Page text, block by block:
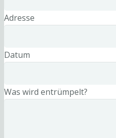
Adresse
Datum
Was wird entrümpelt?